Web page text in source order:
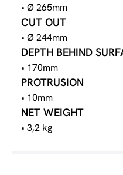
• Ø 265mm
CUT OUT
• Ø 244mm
DEPTH BEHIND
• 170mm
PROTRUSION
• 10mm
NET WEIGHT
• 3,2 kg